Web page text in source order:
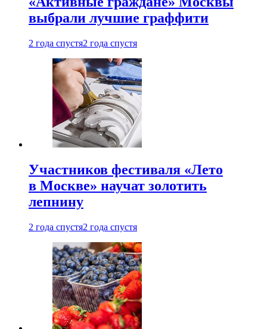
выбрали лучшие граффити
2 года спустя2 года спустя
Участников фестиваля «Лето
в Москве» научат золотить
лепнину
2 года спустя2 года спустя